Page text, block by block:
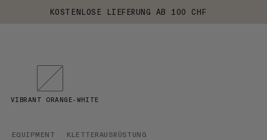
KOSTENLOSE LIEFERUNG AB 100 CHF
EQUIPMENT KLETTERAUSRÜSTUNG
VIBRANT ORANGE-WHITE